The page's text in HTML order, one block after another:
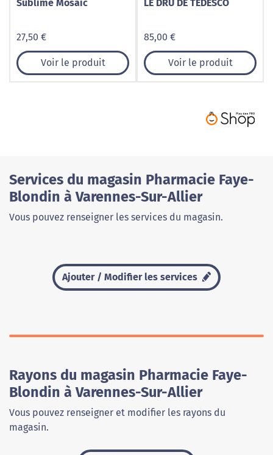
Sublime Mosaic
27,50 €
Voir le produit
LE DRU DE TEDESCO
85,00 €
Voir le produit
Services du magasin Pharmacie Faye-
Blondin à Varennes-Sur-Allier
Vous pouvez renseigner les services du magasin.
Ajouter / Modifier les services
Rayons du magasin Pharmacie Faye-
Blondin à Varennes-Sur-Allier
Vous pouvez renseigner et modifier les rayons du
magasin.